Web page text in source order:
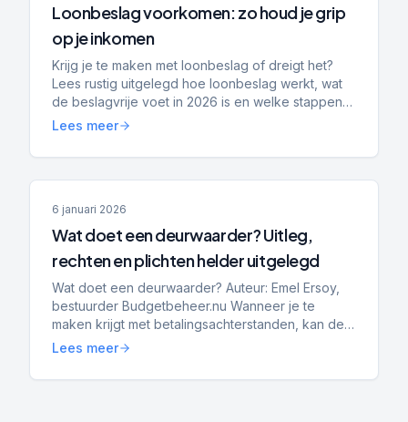
Loonbeslag voorkomen: zo houd je grip
op je inkomen
Krijg je te maken met loonbeslag of dreigt het?
Lees rustig uitgelegd hoe loonbeslag werkt, wat
de beslagvrije voet in 2026 is en welke stappen
je zelf kunt zetten om grip te houden.
Lees meer
6 januari 2026
Wat doet een deurwaarder? Uitleg,
rechten en plichten helder uitgelegd
Wat doet een deurwaarder? Auteur: Emel Ersoy,
bestuurder Budgetbeheer.nu Wanneer je te
maken krijgt met betalingsachterstanden, kan de
naam deurwaarder al snel voor onrust zorgen.
Lees meer